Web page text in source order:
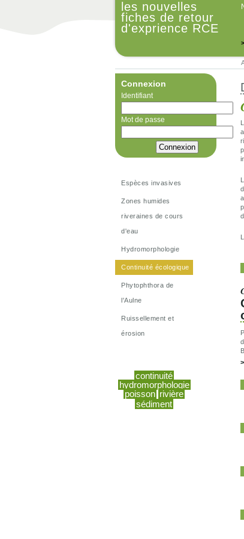
les nouvelles
fiches de retour
d'exprience RCE
Connexion
Identifiant
Mot de passe
Espèces invasives
Zones humides
riveraines de cours
d'eau
Hydromorphologie
Continuité écologique
Phytophthora de
l'Aulne
Ruissellement et
érosion
continuité
hydromorphologie
poisson rivière
sédiment